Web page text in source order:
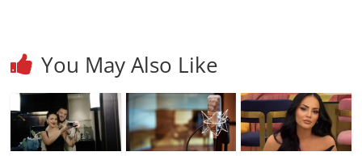
You May Also Like